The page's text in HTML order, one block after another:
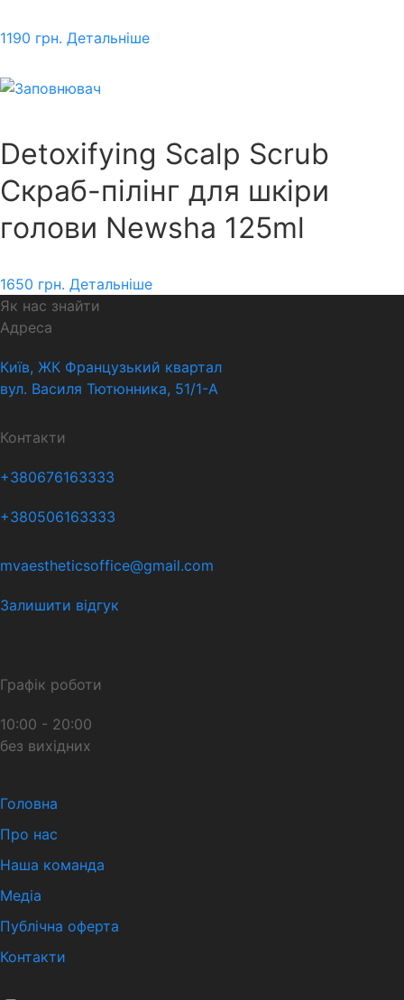
1190 грн. Детальніше
Detoxifying Scalp Scrub
Скраб-пілінг для шкіри
голови Newsha 125ml
1650 грн. Детальніше
Як нас знайти
Адреса
Київ, ЖК Французький квартал
вул. Василя Тютюнника, 51/1-А
Контакти
+380676163333
+380506163333
mvaestheticsoffice@gmail.com
Залишити відгук
Графік роботи
10:00 - 20:00
без вихідних
Головна
Про нас
Наша команда
Медіа
Публічна оферта
Контакти